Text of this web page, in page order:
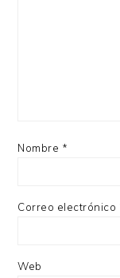
Nombre *
Correo electrónico
Web